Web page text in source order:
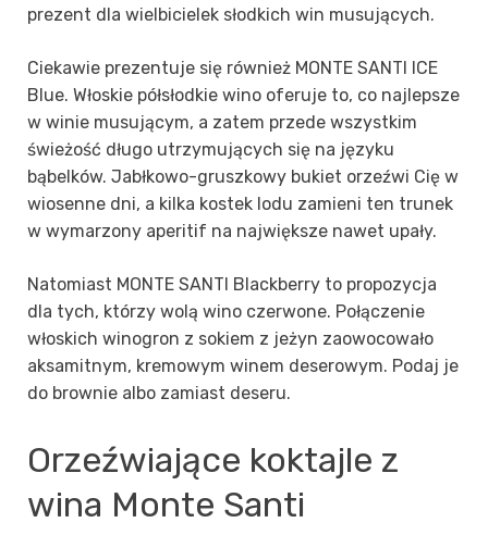
prezent dla wielbicielek słodkich win musujących.
Ciekawie prezentuje się również MONTE SANTI ICE
Blue. Włoskie półsłodkie wino oferuje to, co najlepsze
w winie musującym, a zatem przede wszystkim
świeżość długo utrzymujących się na języku
bąbelków. Jabłkowo-gruszkowy bukiet orzeźwi Cię w
wiosenne dni, a kilka kostek lodu zamieni ten trunek
w wymarzony aperitif na największe nawet upały.
Natomiast MONTE SANTI Blackberry to propozycja
dla tych, którzy wolą wino czerwone. Połączenie
włoskich winogron z sokiem z jeżyn zaowocowało
aksamitnym, kremowym winem deserowym. Podaj je
do brownie albo zamiast deseru.
Orzeźwiające koktajle z
wina Monte Santi